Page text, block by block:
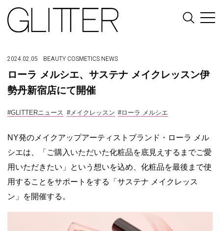
2024.02.05 BEAUTY COSMETICS NEWS
ローラ メルシエ、サステナ メイクレッスン伊
勢丹新宿店にて開催
#GLITTERニュース #メイクレッスン #ローラ メルシエ
NY発のメイクアップアーティストブランド・ローラ メル
シエは、「ご購入いただいた化粧品を底見えするまでご愛
用いただきたい」という想いを込め、化粧品を最後まで使
用することをサポートをする「サステナ メイクレッス
ン」を開催する。